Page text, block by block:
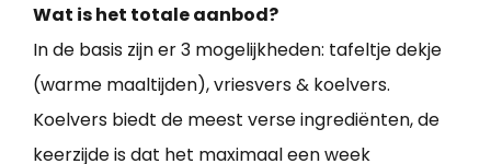
Wat is het totale aanbod?
In de basis zijn er 3 mogelijkheden: tafeltje dekje
(warme maaltijden), vriesvers & koelvers.
Koelvers biedt de meest verse ingrediënten, de
keerzijde is dat het maximaal een week